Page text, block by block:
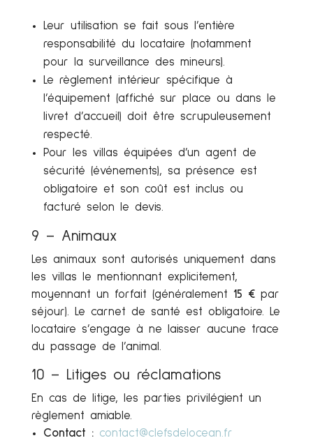
Leur utilisation se fait sous l’entière
responsabilité du locataire (notamment
pour la surveillance des mineurs).
Le règlement intérieur spécifique à
l’équipement (affiché sur place ou dans le
livret d’accueil) doit être scrupuleusement
respecté.
Pour les villas équipées d’un agent de
sécurité (événements), sa présence est
obligatoire et son coût est inclus ou
facturé selon le devis.
9 – Animaux
Les animaux sont autorisés uniquement dans
les villas le mentionnant explicitement,
moyennant un forfait (généralement 15 €par
séjour). Le carnet de santé est obligatoire. Le
locataire s’engage à ne laisser aucune trace
du passage de l’animal.
10 – Litiges ou réclamations
En cas de litige, les parties privilégient un
règlement amiable.
Contact : contact@clefsdelocean.fr